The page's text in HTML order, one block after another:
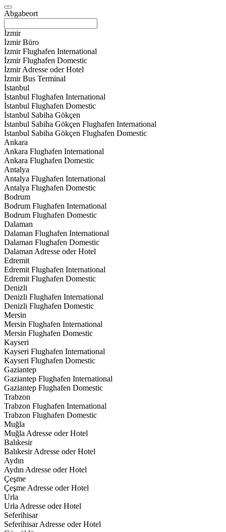
Abgabeort
İzmir
İzmir Büro
İzmir Flughafen International
İzmir Flughafen Domestic
İzmir Adresse oder Hotel
İzmir Bus Terminal
İstanbul
İstanbul Flughafen International
İstanbul Flughafen Domestic
İstanbul Sabiha Gökçen
İstanbul Sabiha Gökçen Flughafen International
İstanbul Sabiha Gökçen Flughafen Domestic
Ankara
Ankara Flughafen International
Ankara Flughafen Domestic
Antalya
Antalya Flughafen International
Antalya Flughafen Domestic
Bodrum
Bodrum Flughafen International
Bodrum Flughafen Domestic
Dalaman
Dalaman Flughafen International
Dalaman Flughafen Domestic
Dalaman Adresse oder Hotel
Edremit
Edremit Flughafen International
Edremit Flughafen Domestic
Denizli
Denizli Flughafen International
Denizli Flughafen Domestic
Mersin
Mersin Flughafen International
Mersin Flughafen Domestic
Kayseri
Kayseri Flughafen International
Kayseri Flughafen Domestic
Gaziantep
Gaziantep Flughafen International
Gaziantep Flughafen Domestic
Trabzon
Trabzon Flughafen International
Trabzon Flughafen Domestic
Muğla
Muğla Adresse oder Hotel
Balıkesir
Balıkesir Adresse oder Hotel
Aydın
Aydın Adresse oder Hotel
Çeşme
Çeşme Adresse oder Hotel
Urla
Urla Adresse oder Hotel
Seferihisar
Seferihisar Adresse oder Hotel